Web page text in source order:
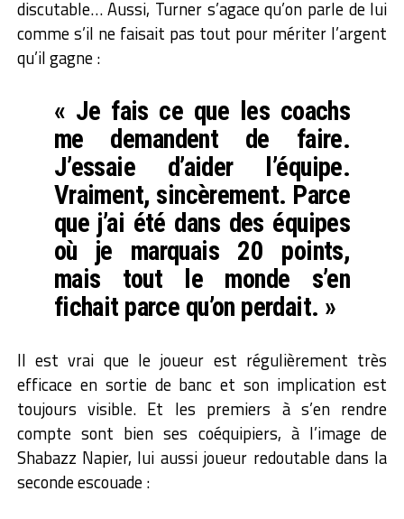
discutable…Aussi, Turner s’agace qu’on parle de lui
comme s’il ne faisait pas tout pour mériter l’argent
qu’il gagne :
« Je fais ce que les coachs
me demandent de faire.
J’essaie d’aider l’équipe.
Vraiment, sincèrement. Parce
que j’ai été dans des équipes
où je marquais 20 points,
mais tout le monde s’en
fichait parce qu’on perdait. »
Il est vrai que le joueur est régulièrement très
efficace en sortie de banc et son implication est
toujours visible. Et les premiers à s’en rendre
compte sont bien ses coéquipiers, à l’image de
Shabazz Napier, lui aussi joueur redoutable dans la
seconde escouade :